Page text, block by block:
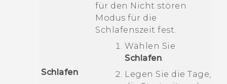
Schlafen
für den Nicht stören
Modus für die
Schlafenszeit fest.
Wählen Sie
Schlafen
Legen Sie die Tage,